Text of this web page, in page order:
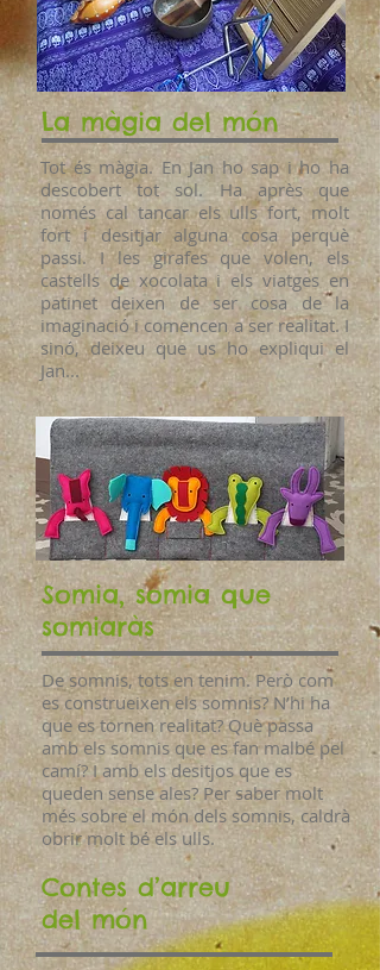
La màgia del món
Somia, somia que
somiaràs
Tot és màgia. En Jan ho sap i ho ha
descobert tot sol. Ha après que
només cal tancar els ulls fort, molt
fort i desitjar alguna cosa perquè
passi. I les girafes que volen, els
castells de xocolata i els viatges en
patinet deixen de ser cosa de la
imaginació i comencen a ser realitat. I
sinó, deixeu que us ho expliqui el
Jan...
De somnis, tots en tenim. Però com
es construeixen els somnis? N’hi ha
que es tornen realitat? Què passa
amb els somnis que es fan malbé pel
camí? I amb els desitjos que es
queden sense ales? Per saber molt
més sobre el món dels somnis, caldrà
obrir molt bé els ulls.
Contes d’arreu
del món